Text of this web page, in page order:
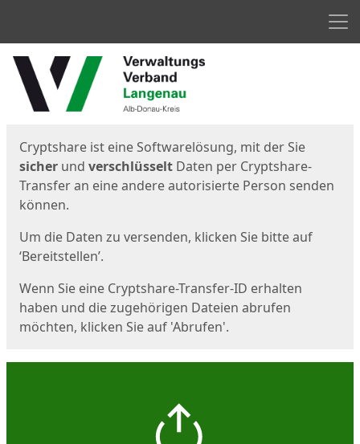
Start
Cryptshare ist eine Softwarelösung, mit der Sie
sicher und verschlüsselt Daten per Cryptshare-
Transfer an eine andere autorisierte Person senden
können.
Um die Daten zu versenden, klicken Sie bitte auf
‘Bereitstellen’.
Wenn Sie eine Cryptshare-Transfer-ID erhalten
haben und die zugehörigen Dateien abrufen
möchten, klicken Sie auf 'Abrufen'.